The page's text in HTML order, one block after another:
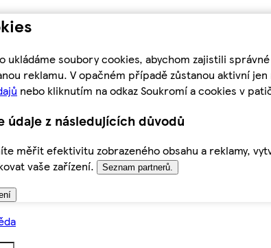
ukládáme soubory cookies, abychom zajistili
reklamu. V opačném případě zůstanou aktivní
nebo kliknutím na odkaz Soukromí a cookies v
údaje z následujících důvodů
měřit efektivitu zobrazeného obsahu a reklamy,
vaše zařízení.
Seznam partnerů.